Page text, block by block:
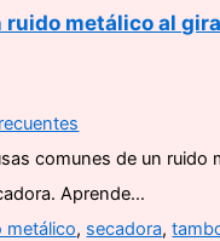
ruido metálico al
comunes de un ruido
Aprende…
metálico, secadora,